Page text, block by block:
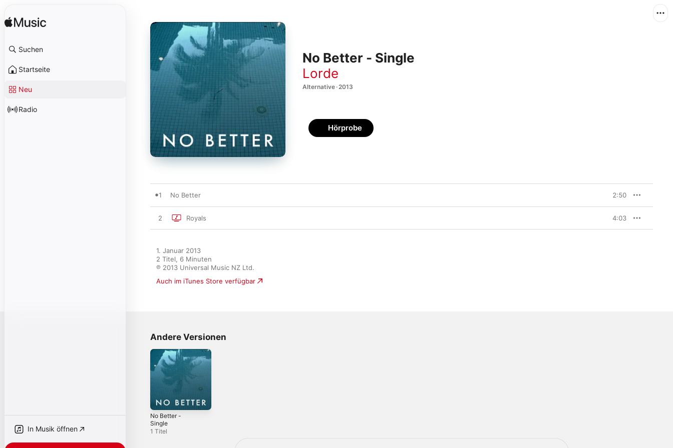
Suchen
Startseite
Neu
Radio
In Musik öffnen
No Better - Single
Lorde
Alternative · 2013
Hörprobe
1 No Better 2:50
2 Royals 4:03
1. Januar 2013
2 Titel, 6 Minuten
℗ 2013 Universal Music NZ Ltd.
Auch im iTunes Store verfügbar
Andere Versionen
No Better -
Single
1 Titel